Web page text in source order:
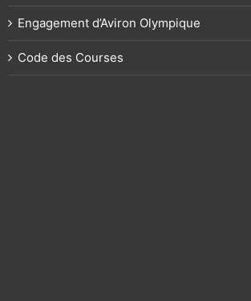
Engagement d’Aviron Olympique
Code des Courses